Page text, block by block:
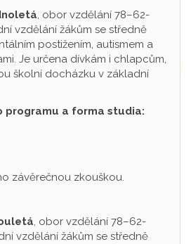
, obor vzdělání 78–62-
vzdělání žákům se středně
postižením, autismem a
Je určena dívkám i chlapcům,
školní docházku v základní
programu a forma studia:
závěrečnou zkouškou.
, obor vzdělání 78–62-
vzdělání žákům se středně